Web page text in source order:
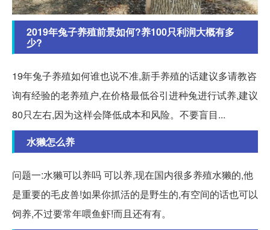
2019年兔子养殖前景如何?养100只利润大概有多
少?
19年兔子养殖如何谁也说不准,新手养殖的话建议多请教咨
询有经验的老养殖户,在价格最低谷引进种兔进行试养,建议
80只左右,因为这样会降低成本和风险。不要盲目...
水獭怎么养
问题一:水獭可以养吗 可以养,现在国内很多养殖水獭的,他
是重要的毛皮兽!如果你抓活的是野生的,有空间的话也可以
饲养,不过要常年喂鱼虾!而且还有有。